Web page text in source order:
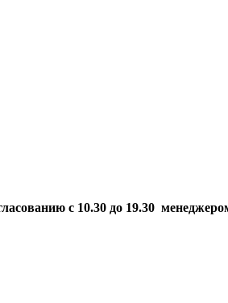
с 10.30 до 19.30